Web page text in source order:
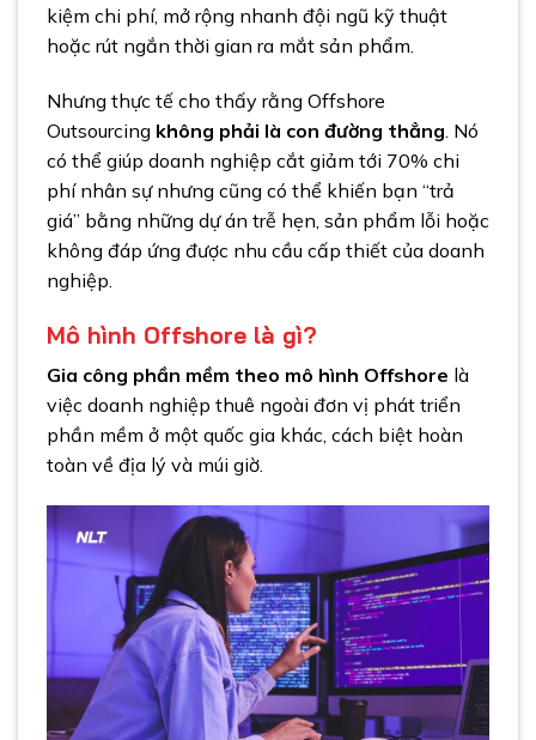
kiệm chi phí, mở rộng nhanh đội ngũ kỹ thuật
hoặc rút ngắn thời gian ra mắt sản phẩm.
Nhưng thực tế cho thấy rằng Offshore
Outsourcing không phải là con đường thẳng . Nó
có thể giúp doanh nghiệp cắt giảm tới 70% chi
phí nhân sự nhưng cũng có thể khiến bạn “trả
giá” bằng những dự án trễ hẹn, sản phẩm lỗi hoặc
không đáp ứng được nhu cầu cấp thiết của doanh
nghiệp.
Mô hình Offshore là gì?
Gia công phần mềm theo mô hình Offshore là
việc doanh nghiệp thuê ngoài đơn vị phát triển
phần mềm ở một quốc gia khác, cách biệt hoàn
toàn về địa lý và múi giờ.